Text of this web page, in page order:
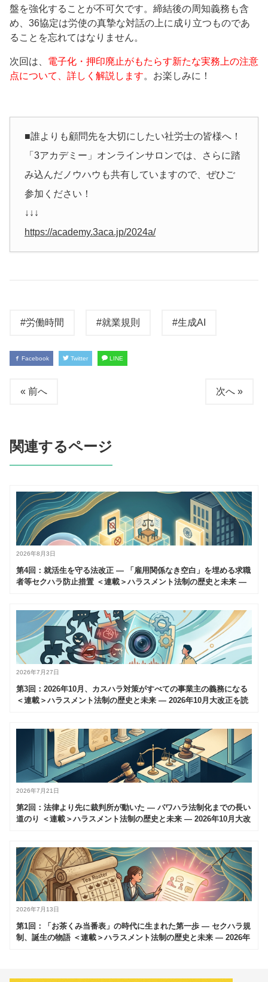
盤を強化することが不可欠です。締結後の周知義務も含
め、36協定は労使の真摯な対話の上に成り立つものであ
ることを忘れてはなりません。
次回は、 電子化・押印廃止がもたらす新たな実務上の注意
点について、詳しく解説します。お楽しみに！
■誰よりも顧問先を大切にしたい社労士の皆様へ！
「3アカデミー」オンラインサロンでは、さらに踏
み込んだノウハウも共有していますので、ぜひご
参加ください！
↓↓↓
https://academy.3aca.jp/2024a/
#労働時間 #就業規則 #生成AI
Facebook Twitter LINE
« 前へ 次へ »
関連するページ
2026年8月3日
第4回：就活生を守る法改正 — 「雇用関係なき空白」を埋める求職
者等セクハラ防止措置 ＜連載＞ハラスメント法制の歴史と未来 —
2026年7月27日
第3回：2026年10月、カスハラ対策がすべての事業主の義務になる
＜連載＞ハラスメント法制の歴史と未来 — 2026年10月大改正を読
2026年7月21日
第2回：法律より先に裁判所が動いた — パワハラ法制化までの長い
道のり ＜連載＞ハラスメント法制の歴史と未来 — 2026年10月大改
2026年7月13日
第1回：「お茶くみ当番表」の時代に生まれた第一歩 — セクハラ規
制、誕生の物語 ＜連載＞ハラスメント法制の歴史と未来 — 2026年